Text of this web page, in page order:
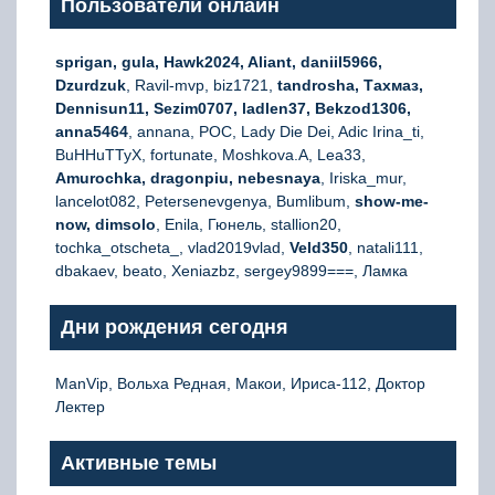
Пользователи онлайн
sprigan, gula, Hawk2024, Aliant, daniil5966,
Dzurdzuk , Ravil-mvp, biz1721, tandrosha, Тахмаз,
Dennisun11, Sezim0707, ladlen37, Bekzod1306,
anna5464 , annana, РОС, Lady Die Dei, Adic Irina_ti,
BuHHuTTyX, fortunate, Moshkova.A, Lea33,
Amurochka, dragonpiu, nebesnaya , Iriska_mur,
lancelot082, Petersenevgenya, Bumlibum, show-me-
now, dimsolo , Enila, Гюнель, stallion20,
tochka_otscheta_, vlad2019vlad, Veld350 , natali111,
dbakaev, beato, Xeniazbz, sergey9899===, Ламка
Дни рождения сегодня
ManVip, Вольха Редная, Макои, Ириса-112, Доктор
Лектер
Активные темы